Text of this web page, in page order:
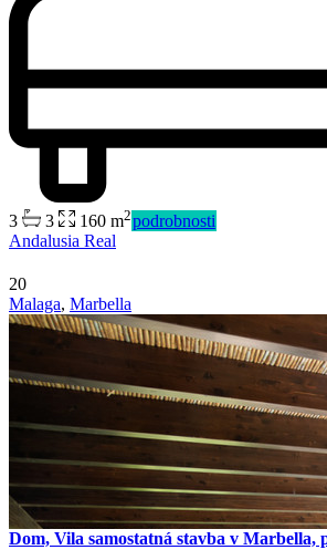
3 3 160 m2podrobnosti
Andalusia Real
20
Malaga, Marbella
Dom, Vila samostatná stavba v Marbella,